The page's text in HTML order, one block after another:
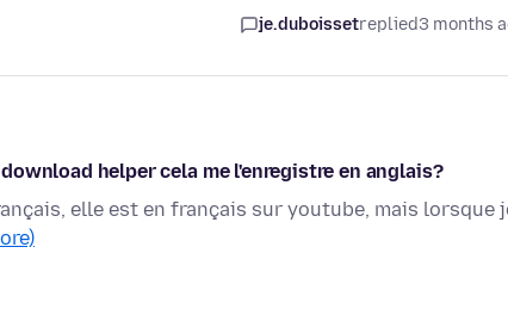
je.duboissetreplied3 months
helper cela me l'enregistre en anglais?
elle est en français sur youtube, mais lorsque